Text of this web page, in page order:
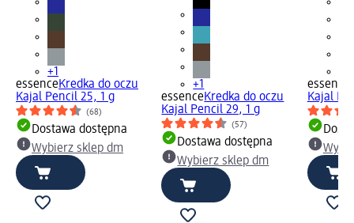
+1
essenceKredka do oczu
Kajal Pencil 25, 1 g
(68)
Dostawa dostępna
Wybierz sklep dm
+1
essenceKredka do oczu
Kajal Pencil 29, 1 g
(57)
Dostawa dostępna
Wybierz sklep dm
essence
Kajal